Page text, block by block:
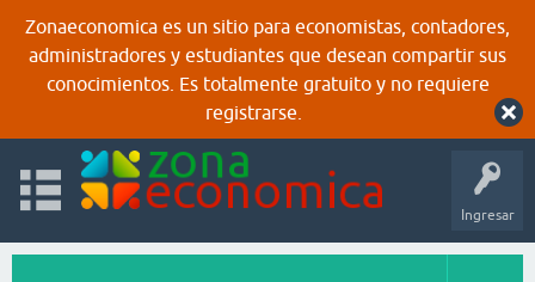
Zonaeconomica es un sitio para economistas, contadores,
administradores y estudiantes que desean compartir sus
conocimientos. Es totalmente gratuito y no requiere
registrarse.
Ingresar